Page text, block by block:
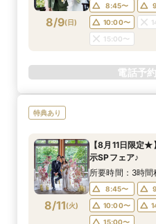
8/9(日)
8:45〜
10:00〜
15:00〜
電話予
特典あり
8/11(火)
【8月11日限定
示SPフェア♪
所要時間：3時間
8:45〜
10:00〜
15:00〜